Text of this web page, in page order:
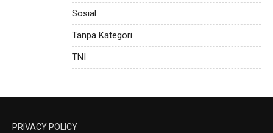
Sosial
Tanpa Kategori
TNI
PRIVACY POLICY